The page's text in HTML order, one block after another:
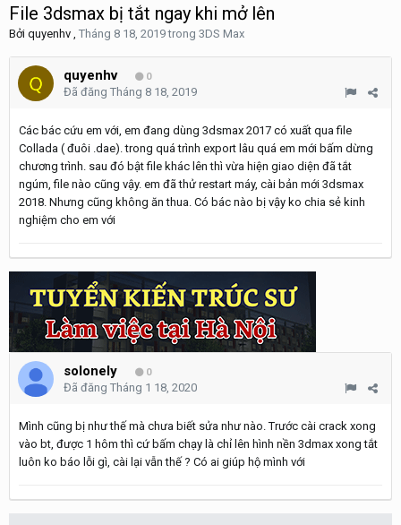
File 3dsmax bị tắt ngay khi mở lên
Bởi quyenhv , Tháng 8 18, 2019trong 3DS Max
quyenhv 0
Đã đăng Tháng 8 18, 2019
Các bác cứu em với, em đang dùng 3dsmax 2017 có xuất qua file
Collada ( đuôi .dae). trong quá trình export lâu quá em mới bấm dừng
chương trình. sau đó bật file khác lên thì vừa hiện giao diện đã tắt
ngúm, file nào cũng vậy. em đã thử restart máy, cài bản mới 3dsmax
2018. Nhưng cũng không ăn thua. Có bác nào bị vậy ko chia sẻ kinh
nghiệm cho em với
solonely 0
Đã đăng Tháng 1 18, 2020
Mình cũng bị như thế mà chưa biết sửa như nào. Trước cài crack xong
vào bt, được 1 hôm thì cứ bấm chạy là chỉ lên hình nền 3dmax xong tắt
luôn ko báo lỗi gì, cài lại vẫn thế ? Có ai giúp hộ mình với